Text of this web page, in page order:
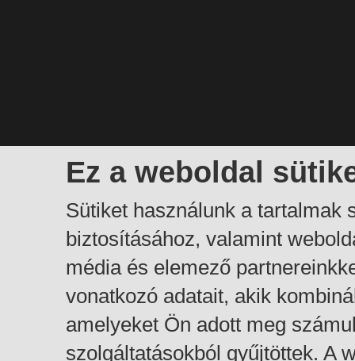
Ez a weboldal
Sütiket használunk a tartalmak
biztosításához, valamint
média és elemező
vonatkozó adatait, akik
amelyeket Ön adott meg
szolgáltatásokból gyűjtöttek. A